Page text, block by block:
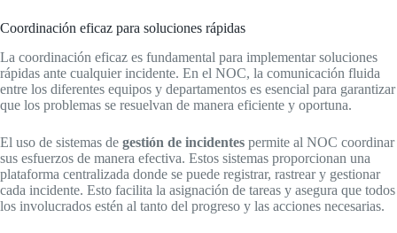
Coordinación eficaz para soluciones rápidas
La coordinación eficaz es fundamental para implementar soluciones
rápidas ante cualquier incidente. En el NOC, la comunicación fluida
entre los diferentes equipos y departamentos es esencial para garantizar
que los problemas se resuelvan de manera eficiente y oportuna.
El uso de sistemas de gestión de incidentes permite al NOC coordinar
sus esfuerzos de manera efectiva. Estos sistemas proporcionan una
plataforma centralizada donde se puede registrar, rastrear y gestionar
cada incidente. Esto facilita la asignación de tareas y asegura que todos
los involucrados estén al tanto del progreso y las acciones necesarias.